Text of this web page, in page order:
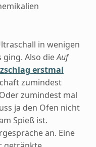
in wenigen
ging. Also dieAuf
erstmal
zumindest
zumindest mal
ja den Ofen nicht
Spieß ist.
an. Eine